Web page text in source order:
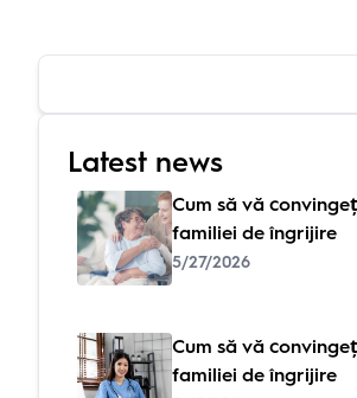
Latest news
Cum să vă
familiei de îngrijire
5/27/2026
Cum să vă
familiei de îngrijire